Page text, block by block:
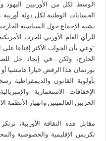
الوسط لكل من الأوربيين اليهود
الحسابات الوطنية لكل دولة
يشبه الإجماع حول السياسية
للرأي العام الأوربي للحرب
“وعي بأن الجواب الأكثر إقناعا
الخارج، ولكن…في إيجاد حل
بورنمان هذا الرفض خيارا هامشيا
بأولوية القانون والديمقراطية
الإخفاقات الاستعمارية
الحربين العالميتين وانهيار الأنظمة
مقابل هذه الثقافة الأوربية،
تكريس الإقليمية والخصوصية